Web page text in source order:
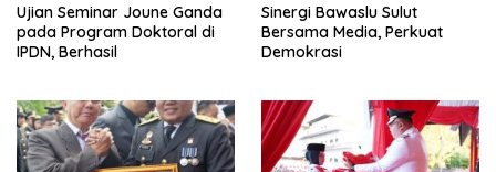
Ujian Seminar Joune Ganda
pada Program Doktoral di
IPDN, Berhasil
Sinergi Bawaslu Sulut
Bersama Media, Perkuat
Demokrasi